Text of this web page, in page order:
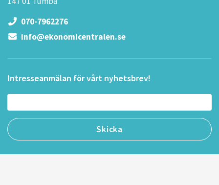
070-7962276
info@ekonomicentralen.se
Intresseanmälan för vårt nyhetsbrev!